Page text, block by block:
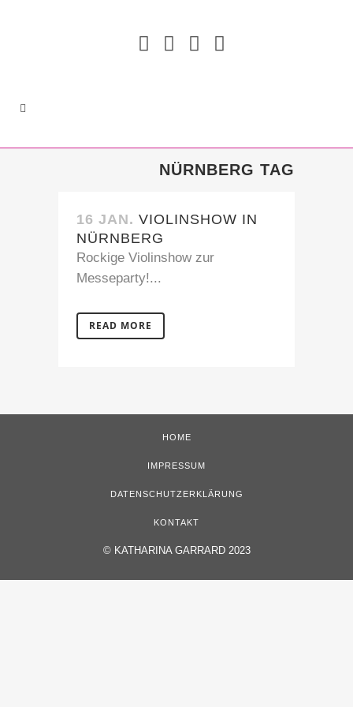
NÜRNBERG TAG
16 JAN. VIOLINSHOW IN
NÜRNBERG
Rockige Violinshow zur
Messeparty!...
READ MORE
HOME
IMPRESSUM
DATENSCHUTZERKLÄRUNG
KONTAKT
© KATHARINA GARRARD 2023